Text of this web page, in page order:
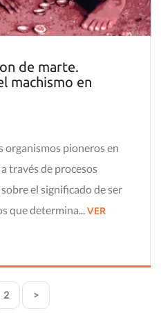
de marte.
machismo en
organismos pioneros en
través de procesos
el significado de ser
que determina... VER
2 >